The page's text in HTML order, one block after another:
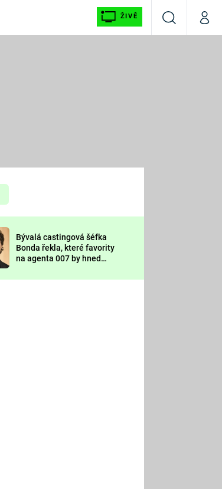
ŽIVĚ
VyhledáváníMůj
Prima LAJK
Sledujte nás
Bývalá castingová šéfka
Bonda řekla, které favority
na agenta 007 by hned